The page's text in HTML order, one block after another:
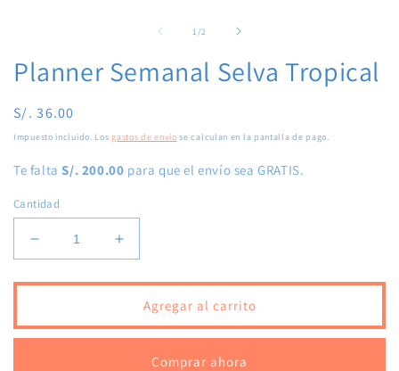
una
ventana
1 /de2
Planner Semanal Selva Tropical
Precio
habitual
S/. 36.00
Impuesto incluido. Losgastos de envío se calculan en la pantalla de pago.
Te faltaS/. 200.00 para que el envío sea GRATIS.
Cantidad
Reducir
cantidad
para
Semanal
Selva
Aumentar
cantidad
para
Planner
Semanal
Selva
Tropical
Agregar al carrito
Comprar ahora